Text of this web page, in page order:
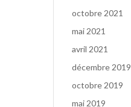
octobre 2021
mai 2021
avril 2021
décembre 2019
octobre 2019
mai 2019